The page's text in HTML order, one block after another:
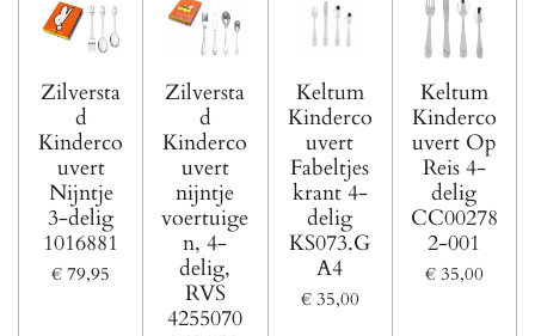
Zilversta
d
Kinderco
uvert
Nijntje
3-delig
1016881
€ 79,95
Zilversta
d
Kinderco
uvert
nijntje
voertuige
n, 4-
delig,
RVS
4255070
Keltum
Kinderco
uvert
Fabeltjes
krant 4-
delig
KS073.G
A4
€ 35,00
Keltum
Kinderco
uvert Op
Reis 4-
delig
CC00278
2-001
€ 35,00